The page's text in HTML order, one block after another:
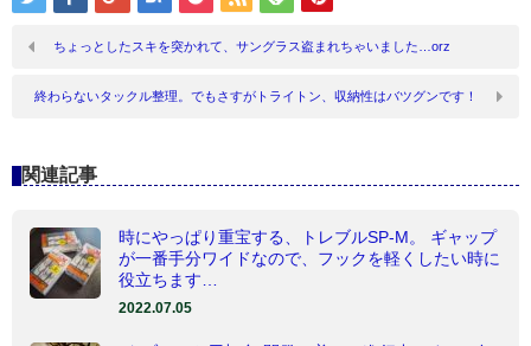
ちょっとしたスキを突かれて、サングラス盗まれちゃいました…orz
終わらないタックル整理。でもさすがトライトン、収納性はバツグンです！
関連記事
時にやっぱり重宝する、トレブルSP-M。 ギャップ
が一番手分ワイドなので、フックを軽くしたい時に
役立ちます…
2022.07.05